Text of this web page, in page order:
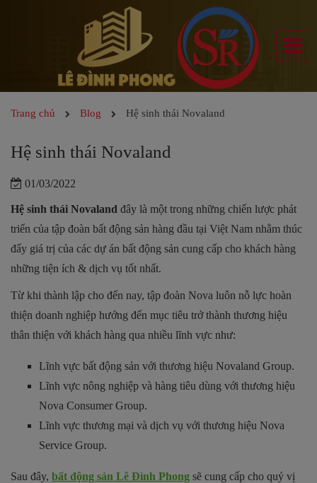
Trang chủ Blog Hệ sinh thái Novaland
Hệ sinh thái Novaland
01/03/2022
Hệ sinh thái Novaland đây là một trong những chiến lược phát
triển của tập đoàn bất động sản hàng đầu tại Việt Nam nhằm thúc
đẩy giá trị của các dự án bất động sản cung cấp cho khách hàng
những tiện ích & dịch vụ tốt nhất.
Từ khi thành lập cho đến nay, tập đoàn Nova luôn nỗ lực hoàn
thiện doanh nghiệp hướng đến mục tiêu trở thành thương hiệu
thân thiện với khách hàng qua nhiều lĩnh vực như:
Lĩnh vực bất động sản với thương hiệu Novaland Group.
Lĩnh vực nông nghiệp và hàng tiêu dùng với thương hiệu
Nova Consumer Group.
Lĩnh vực thương mại và dịch vụ với thương hiệu Nova
Service Group.
Sau đây, bất động sản Lê Đình Phong sẽ cung cấp cho quý vị